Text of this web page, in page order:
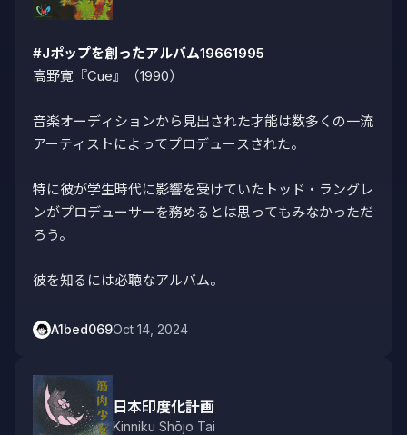
#Jポップを創ったアルバム19661995
高野寛『Cue』（1990）
音楽オーディションから見出された才能は数多くの一流
アーティストによってプロデュースされた。
特に彼が学生時代に影響を受けていたトッド・ラングレ
ンがプロデューサーを務めるとは思ってもみなかっただ
ろう。
彼を知るには必聴なアルバム。
A1bed069Oct 14, 2024
日本印度化計画
Kinniku Shōjo Tai